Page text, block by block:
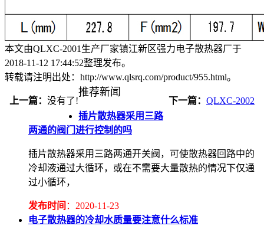
本文由QLXC-2001生产厂家镇江新区强力电子散热器厂于
2018-11-12 17:44:52整理发布。
转载请注明出处：http://www.qlsrq.com/product/955.html。
上一篇： 没有了! 下一篇： QLXC-2002
推荐新闻
插片散热器采用三路
两通的阀门进行控制的吗
插片散热器采用三路两通开关阀，可使散热器回路中的
冷却液通过大循环，或在不需要大量散热的情况下仅通
过小循环，
发布时间 ：2020-11-23
电子散热器的冷却水质量要注意什么标准